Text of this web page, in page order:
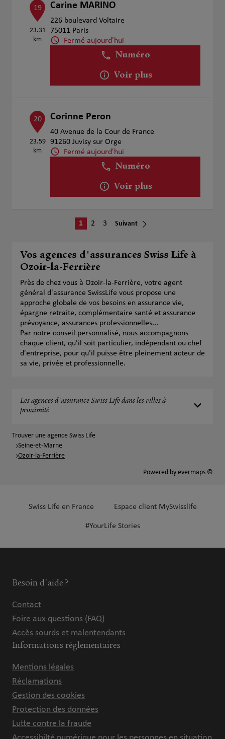
19
23.31
km
Carine MARINO
226 boulevard Voltaire
75011 Paris
Fermé aujourd'hui
Numéro
Voir plus
20
23.59
km
Corinne Peron
40 Avenue de la Cour de France
91260 Juvisy sur Orge
Fermé aujourd'hui
Numéro
Voir plus
1 2 3 Suivant
Vos agences d'assurances Swiss Life à
Ozoir-la-Ferrière
Près de chez vous à Ozoir-la-Ferrière, votre agent
général d'assurance SwissLife vous propose une
approche globale de vos besoins en assurance vie,
épargne retraite, complémentaire santé et assurance
prévoyance, assurances professionnelles...
Par notre conseil personnalisé, nous accompagnons
chaque client, qu'il soit particulier, indépendant ou chef
d'entreprise, pour qu'il puisse être pleinement acteur de
sa vie, privée et professionnelle.
Les agences d'assurance Swiss Life dans les villes à
proximité
Trouver une agence Swiss Life
Seine-et-Marne
Ozoir-la-Ferrière
Powered by evermaps ©
Swiss Life en France Espace client MySwisslife
#YourLife Stories
Besoin d'aide ?
Contact
Foire aux questions (FAQ)
Accès sourds et malentendants
Informations réglementaires
Mentions légales
Réclamations
Gestion des cookies
Protection des données
Lutte contre la fraude